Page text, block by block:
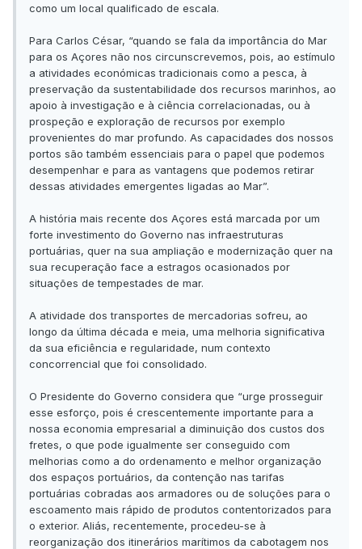
como um local qualificado de escala.
Para Carlos César, “quando se fala da importância do Mar
para os Açores não nos circunscrevemos, pois, ao estímulo
a atividades económicas tradicionais como a pesca, à
preservação da sustentabilidade dos recursos marinhos, ao
apoio à investigação e à ciência correlacionadas, ou à
prospeção e exploração de recursos por exemplo
provenientes do mar profundo. As capacidades dos nossos
portos são também essenciais para o papel que podemos
desempenhar e para as vantagens que podemos retirar
dessas atividades emergentes ligadas ao Mar”.
A história mais recente dos Açores está marcada por um
forte investimento do Governo nas infraestruturas
portuárias, quer na sua ampliação e modernização quer na
sua recuperação face a estragos ocasionados por
situações de tempestades de mar.
A atividade dos transportes de mercadorias sofreu, ao
longo da última década e meia, uma melhoria significativa
da sua eficiência e regularidade, num contexto
concorrencial que foi consolidado.
O Presidente do Governo considera que “urge prosseguir
esse esforço, pois é crescentemente importante para a
nossa economia empresarial a diminuição dos custos dos
fretes, o que pode igualmente ser conseguido com
melhorias como a do ordenamento e melhor organização
dos espaços portuários, da contenção nas tarifas
portuárias cobradas aos armadores ou de soluções para o
escoamento mais rápido de produtos contentorizados para
o exterior. Aliás, recentemente, procedeu-se à
reorganização dos itinerários marítimos da cabotagem nos